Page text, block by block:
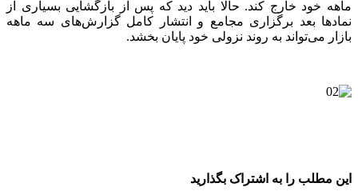
ماهه خود خارج کند. حالا باید دید که پس از بازگشایی بسیاری از
نمادها بعد برگزاری مجامع و انتشار کامل گزارش‌های سه ماهه
بازار می‌تواند به روند نزولی خود پایان بخشد.
این مطلب را به اشتراک بگذارید